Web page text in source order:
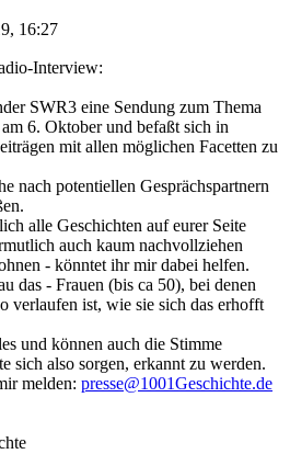
16:27
Interview:
SWR3 eine Sendung zum Thema
6. Oktober und befaßt sich in
mit allen möglichen Facetten zu
nach potentiellen Gesprächspartnern
alle Geschichten auf eurer Seite
auch kaum nachvollziehen
- könntet ihr mir dabei helfen.
das - Frauen (bis ca 50), bei denen
verlaufen ist, wie sie sich das erhofft
und können auch die Stimme
sich also sorgen, erkannt zu werden.
melden: presse@1001Geschichte.de